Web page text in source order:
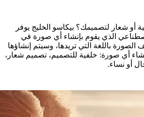
أو شعار لتصميمك؟ بيكاسو الخليج يوفر
الذي يقوم بإنشاء أي صورة في
باللغة التي تريدها، وسيتم إنشاؤها
أي صورة: خلفية للتصميم، تصميم شعار،
أو نساء.